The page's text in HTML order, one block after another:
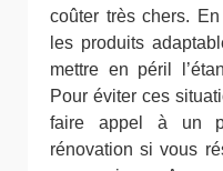
coûter très chers.
les produits
mettre en péril
Pour éviter ces
faire appel à un
rénovation si vous